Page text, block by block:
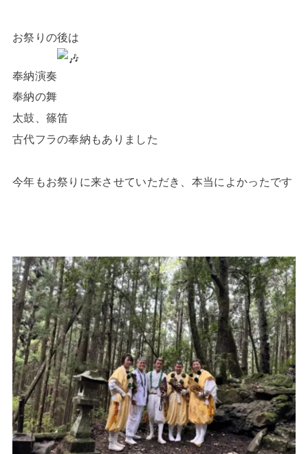
お祭りの後は
奉納演奏
奉納の舞
太鼓、篠笛
古代フラの奉納もありました
今年もお祭りに来させていただき、本当によかったです